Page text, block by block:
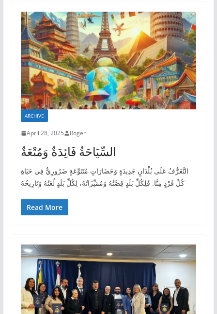
ARCHIVE
April 28, 2025 Roger
السِّيَاحَةُ فَائِدَةٌ وَمُتْعَةٌ
التَّعَرُّفُ عَلَى بُلْدَانٍ جَدِيدَةٍ وَحَضَارَاتٍ مُتَنَوِّعَةٍ ضَرُورِيٌّ فِي حَيَاةِ
كُلِّ فَرْدٍ مِنَّا. فَلِكُلِّ بَلَدٍ قِصَّتُهُ وَمُمَيِّزَاتُهُ، لِكُلِّ بَلَدٍ لُغَتُهُ وَتَارِيخُهُ
Read More